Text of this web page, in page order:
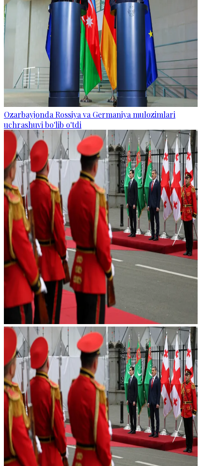
Ozarbayjonda Rossiya va Germaniya mulozimlari
uchrashuvi bo'lib o'tdi